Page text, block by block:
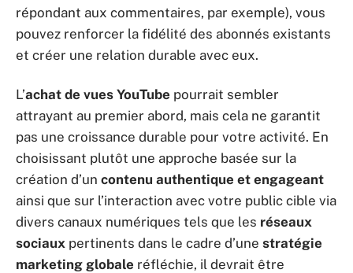
répondant aux commentaires, par exemple), vous
pouvez renforcer la fidélité des abonnés existants
et créer une relation durable avec eux.
L’achat de vues YouTube pourrait sembler
attrayant au premier abord, mais cela ne garantit
pas une croissance durable pour votre activité. En
choisissant plutôt une approche basée sur la
création d’un contenu authentique et engageant
ainsi que sur l’interaction avec votre public cible via
divers canaux numériques tels que les réseaux
sociaux pertinents dans le cadre d’une stratégie
marketing globale réfléchie, il devrait être